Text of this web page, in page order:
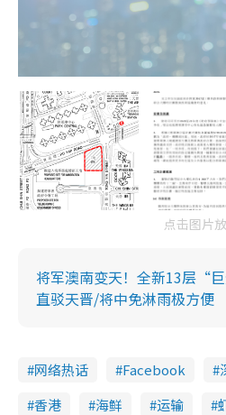
点击图片
将军澳南变天！全新13层“
直驳天晋/将中免淋雨极方便
网络热话 Facebook
香港
海鲜 运输